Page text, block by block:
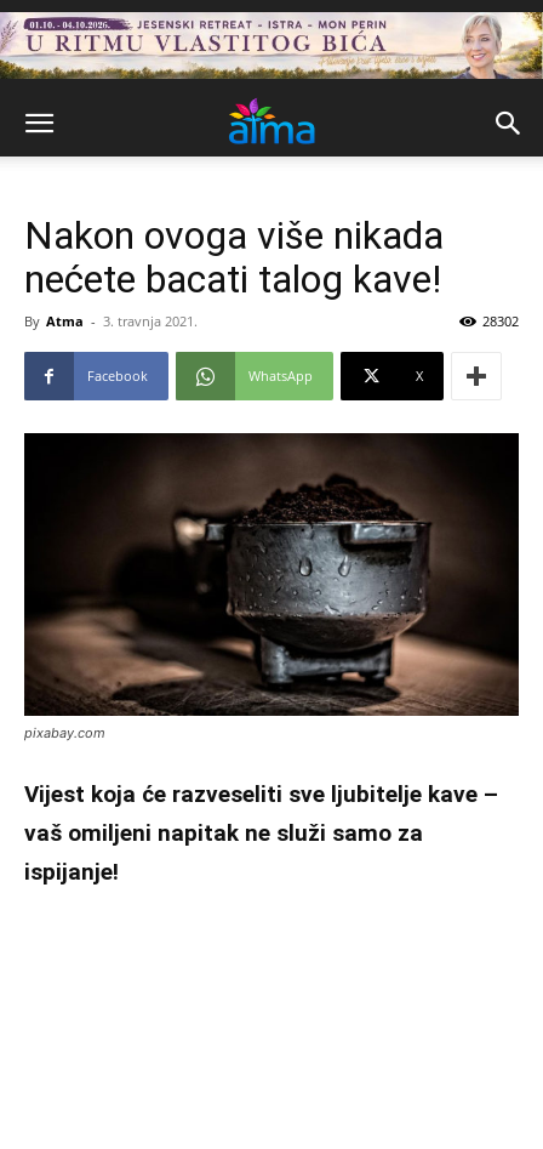
Nakon ovoga više nikada
nećete bacati talog kave!
By Atma - 3. travnja 2021. 28302
Facebook WhatsApp X
pixabay.com
Vijest koja će razveseliti sve ljubitelje kave –
vaš omiljeni napitak ne služi samo za
ispijanje!